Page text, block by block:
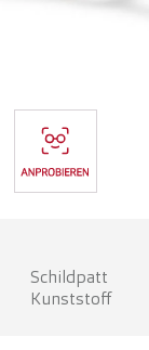
Schildpatt
Kunststoff